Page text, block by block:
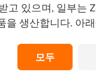
고 있으며, 일부는
을 생산합니다. 아
모두